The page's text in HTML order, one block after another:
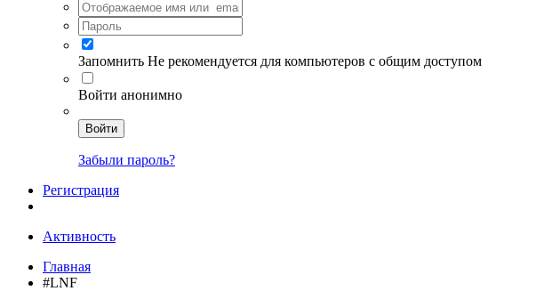
Запомнить Не рекомендуется для компьютеров с общим доступом
Войти анонимно
Войти
Забыли пароль?
Регистрация
Активность
Главная
#LNF